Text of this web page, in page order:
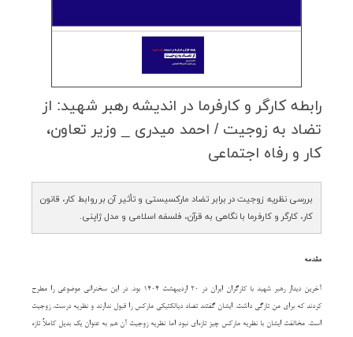
رابطه كارگر و كارفرما در اندیشه رهبر شهید: از
تضاد به زوجیت / احمد میدری _ وزیر تعاون،
كار و رفاه اجتماعی
بررسی نظریه زوجیت در برابر تضاد مارکسیستی و تأثیر آن بر روابط کار، قانون
کار، کارگر و کارفرما با نگاهی به قرآن، فلسفه اسلامی و مدل ژاپنی.
مقدمه
آخرین دیدار رهبر شهید با کارگران ایران در ۲۰ اردیبهشت ۱۴۰۴ بود. در این سخنرانی موضوعی را مطرح
کردند که برای من تازگی داشت. ایشان گفتند تضاد دیالکتیکی مارکس را قبول ندارند و نظریه درست، زوجیت
است. مخالفت ایشان با نظریه مارکس چیز تازه‌ای نبود اما نظریه زوجیت آن هم به عنوان یک بدیل کاملاً تازه